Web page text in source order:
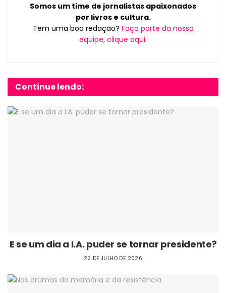
Somos um time de jornalistas apaixonados
por livros e cultura.
Tem uma boa redação? Faça parte da nossa
equipe, clique aqui.
Continue lendo:
E se um dia a I.A. puder se tornar presidente?
22 DE JULHO DE 2026